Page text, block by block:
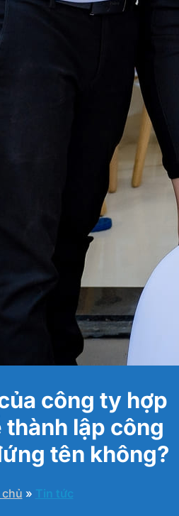
công ty hợp
thành lập công
tên không?
chủ » Tin tức